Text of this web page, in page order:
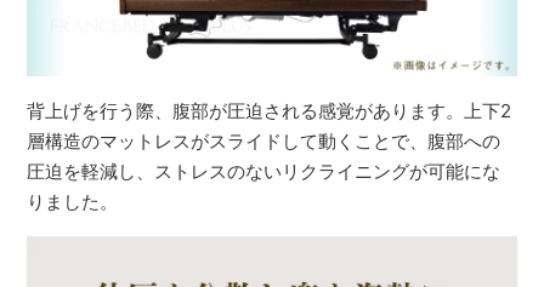
背上げを行う際、腹部が圧迫される感覚があります。上下2
層構造のマットレスがスライドして動くことで、腹部への
圧迫を軽減し、ストレスのないリクライニングが可能にな
りました。